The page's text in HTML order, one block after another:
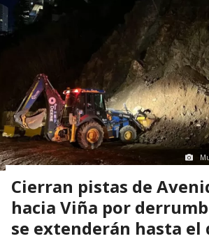
Cierran pistas de
hacia Viña por
se extenderán hasta el